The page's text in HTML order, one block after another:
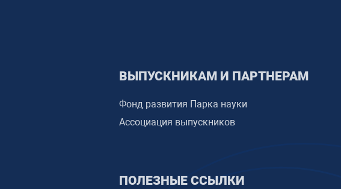
ВЫПУСКНИКАМ И ПАРТНЕРАМ
Фонд развития Парка науки
Ассоциация выпускников
ПОЛЕЗНЫЕ ССЫЛКИ